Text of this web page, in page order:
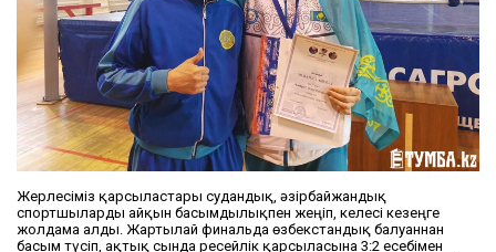
Жерлесіміз қарсыластары судандық, әзірбайжандық
спортшыларды айқын басымдылықпен жеңіп, келесі кезеңге
жолдама алды. Жартылай финальда өзбекстандық балуаннан
басым түсіп, ақтық сында ресейлік қарсыласына 3:2 есебімен